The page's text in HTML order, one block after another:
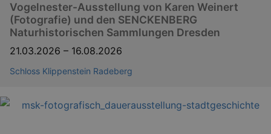
Vogelnester-Ausstellung von Karen Weinert
(Fotografie) und den SENCKENBERG
Naturhistorischen Sammlungen Dresden
21.03.2026 – 16.08.2026
Schloss Klippenstein Radeberg